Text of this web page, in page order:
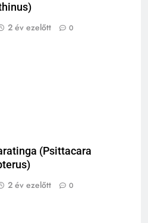
2 év ezelőtt 0
(Psittacara
2 év ezelőtt 0